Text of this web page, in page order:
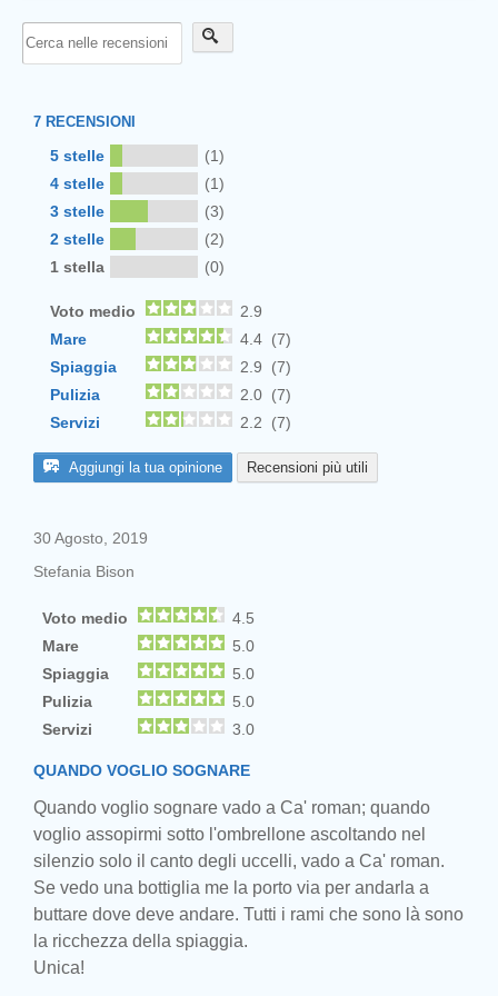
7 RECENSIONI
5 stelle
(1)
4 stelle
(1)
3 stelle
(3)
2 stelle
(2)
1 stella
(0)
Voto medio
2.9
Mare
4.4 (7)
Spiaggia
2.9 (7)
Pulizia
2.0 (7)
Servizi
2.2 (7)
Aggiungi la tua opinione Recensioni più utili
30 Agosto, 2019
Stefania Bison
Voto medio
4.5
Mare
5.0
Spiaggia
5.0
Pulizia
5.0
Servizi
3.0
QUANDO VOGLIO SOGNARE
Quando voglio sognare vado a Ca' roman; quando
voglio assopirmi sotto l'ombrellone ascoltando nel
silenzio solo il canto degli uccelli, vado a Ca' roman.
Se vedo una bottiglia me la porto via per andarla a
buttare dove deve andare. Tutti i rami che sono là sono
la ricchezza della spiaggia.
Unica!